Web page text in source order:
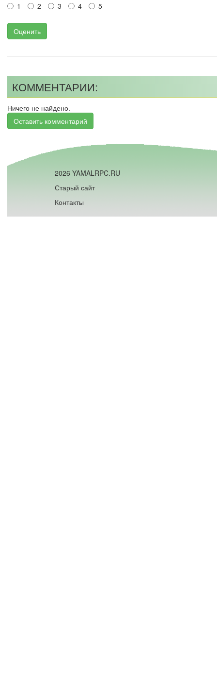
1 2 3 4 5
Оценить
КОММЕНТАРИИ:
Ничего не найдено.
Оставить комментарий
2026 YAMALRPC.RU
Старый сайт
Контакты